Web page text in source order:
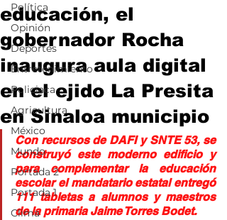
Política
Opinión
Deportes
Entretenimiento
Policiaca
Agricultura
México
Mundo
Portada 2
Portada 1
Clima
educación, el
gobernador Rocha
inaugura aula digital
en el ejido La Presita
en Sinaloa municipio
Con recursos de DAFI y SNTE 53, se
construyó este moderno edificio y
para complementar la educación
escolar el mandatario estatal entregó
111 tabletas a alumnos y maestros
de la primaria Jaime Torres Bodet.